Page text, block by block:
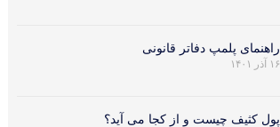
راهنمای پلمپ دفاتر قانونی
۱۶ آذر ۱۴۰۱
پول کثیف چیست و از کجا می آید؟